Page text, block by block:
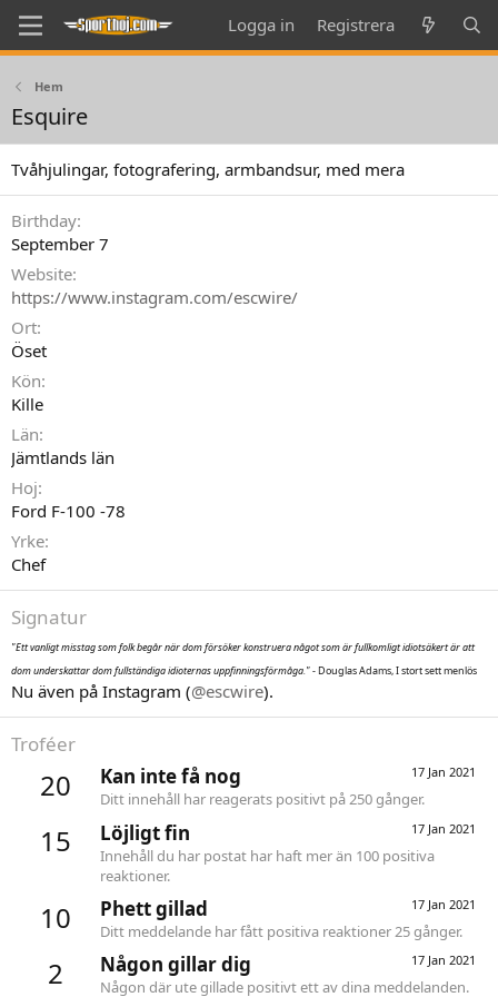
Logga in Registrera
Hem
Esquire
Tvåhjulingar, fotografering, armbandsur, med mera
Birthday
September 7
Website
https://www.instagram.com/escwire/
Ort
Öset
Kön
Kille
Län
Jämtlands län
Hoj
Ford F-100 -78
Yrke
Chef
Signatur
"Ett vanligt misstag som folk begår när dom försöker konstruera något som är fullkomligt idiotsäkert är att
dom underskattar dom fullständiga idioternas uppfinningsförmåga."- Douglas Adams, I stort sett menlös
Nu även på Instagram (@escwire).
Troféer
20 17 Jan 2021
Kan inte få nog
Ditt innehåll har reagerats positivt på 250 gånger.
15 17 Jan 2021
Löjligt fin
Innehåll du har postat har haft mer än 100 positiva
reaktioner.
10 17 Jan 2021
Phett gillad
Ditt meddelande har fått positiva reaktioner 25 gånger.
2 17 Jan 2021
Någon gillar dig
Någon där ute gillade positivt ett av dina meddelanden.